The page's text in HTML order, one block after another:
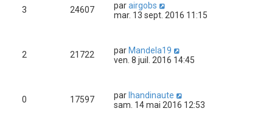
3 24607 parairgobs
mar. 13 sept. 2016 11:15
2 21722 par Mandela19
ven. 8 juil. 2016 14:45
0 17597 par lhandinaute
sam. 14 mai 2016 12:53